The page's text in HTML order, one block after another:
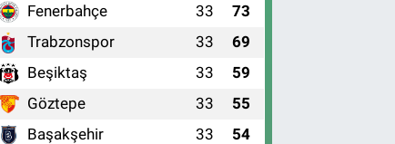
Fenerbahçe 33 73
Trabzonspor 33 69
Beşiktaş 33 59
Göztepe 33 55
Başakşehir 33 54